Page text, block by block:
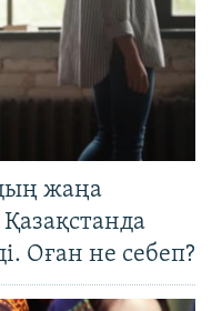
жаңа
Оған не себеп?